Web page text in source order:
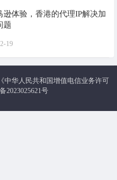
逊体验，香港的代理IP解决加
题
19
《中华人民共和国增值电信业务许可
2023025621号